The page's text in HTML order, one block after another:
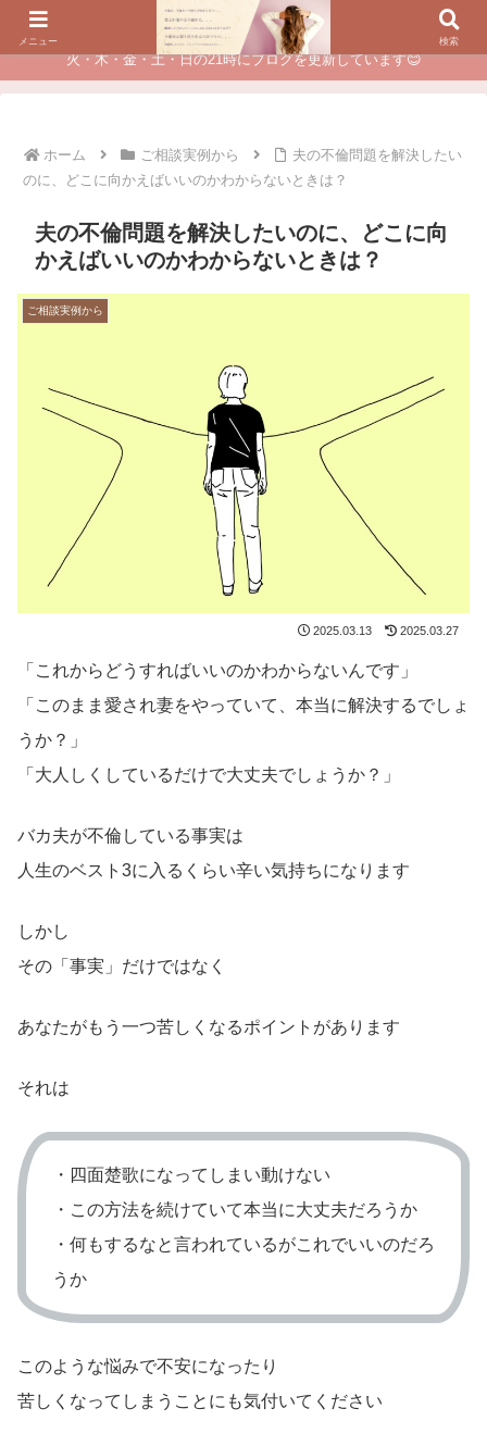
夫に不倫されたつらい経験が、あなたのチャンスに変わるカウンセリング
火・木・金・土・日の21時にブログを更新しています😊
ホーム ご相談実例から
夫の不倫問題を解決したい
のに、どこに向かえばいいのかわからないときは？
夫の不倫問題を解決したいのに、どこに向
かえばいいのかわからないときは？
ご相談実例から
2025.03.13 2025.03.27
「これからどうすればいいのかわからないんです」
「このまま愛され妻をやっていて、本当に解決するでしょ
うか？」
「大人しくしているだけで大丈夫でしょうか？」
バカ夫が不倫している事実は
人生のベスト3に入るくらい辛い気持ちになります
しかし
その「事実」だけではなく
あなたがもう一つ苦しくなるポイントがあります
それは
・四面楚歌になってしまい動けない
・この方法を続けていて本当に大丈夫だろうか
・何もするなと言われているがこれでいいのだろ
うか
このような悩みで不安になったり
苦しくなってしまうことにも気付いてください
メニュー 検索